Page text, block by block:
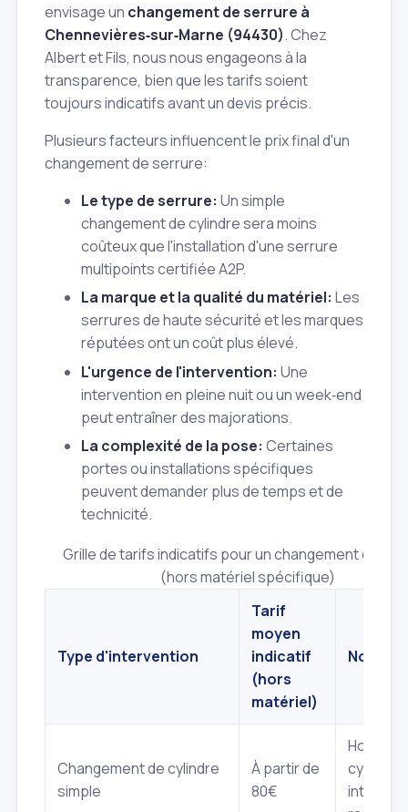
envisage un changement de serrure à
Chennevières‑sur‑Marne (94430). Chez
Albert et Fils, nous nous engageons à la
transparence, bien que les tarifs soient
toujours indicatifs avant un devis précis.
Plusieurs facteurs influencent le prix final d'un
changement de serrure:
Le type de serrure: Un simple
changement de cylindre sera moins
coûteux que l'installation d'une serrure
multipoints certifiée A2P.
La marque et la qualité du matériel: Les
serrures de haute sécurité et les marques
réputées ont un coût plus élevé.
L'urgence de l'intervention: Une
intervention en pleine nuit ou un week‑end
peut entraîner des majorations.
La complexité de la pose: Certaines
portes ou installations spécifiques
peuvent demander plus de temps et de
technicité.
Grille de tarifs indicatifs pour un changement de
(hors matériel spécifique)
Type d'intervention
Tarif
moyen
indicatif
(hors
matériel)
Notes
Changement de cylindre
simple
À partir de
80€
Hors
cylindre,